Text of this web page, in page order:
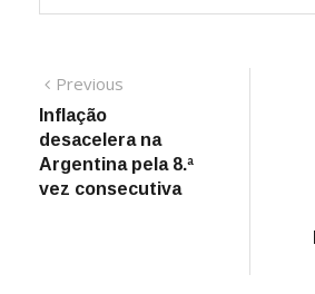
Navegação
de
Post
Previous
Inflação
desacelera na
Argentina pela 8.ª
vez consecutiva